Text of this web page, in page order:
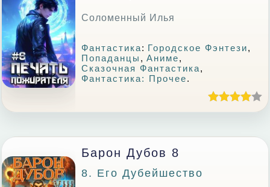
Соломенный Илья
Фантастика: Городское Фэнтези,
Попаданцы ,Аниме,
Сказочная Фантастика,
Фантастика: Прочее.
Барон Дубов 8
8. Его Дубейшество